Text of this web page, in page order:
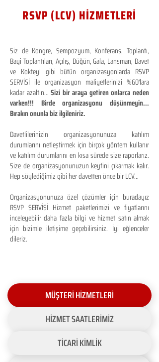
RSVP (LCV) HİZMETLERİ
Siz de Kongre, Sempozyum, Konferans, Toplantı,
Bayi Toplantıları, Açılış, Düğün, Gala, Lansman, Davet
ve Kokteyl gibi bütün organizasyonlarda RSVP
SERVİSİ ile organizasyon maliyetlerinizi %60'lara
kadar azaltın...Sizi bir araya getiren onlarca neden
varken!!! Birde organizasyonu düşünmeyin...
Bırakın onunla biz ilgileniriz.
Davetlilerinizin organizasyonunuza katılım
durumlarını netleştirmek için birçok yöntem kullanır
ve katılım durumlarını en kısa sürede size raporlarız.
Size de organizasyonunuzun keyfini çıkarmak kalır.
Hep söylediğimiz gibi her davetten önce bir LCV...
Organizasyonunuza özel çözümler için buradayız
RSVP SERVİSİ Hizmet paketlerimizi ve fiyatlarını
inceleyebilir daha fazla bilgi ve hizmet satın almak
için bizimle iletişime geçebilirsiniz. İyi eğlenceler
dileriz.
MÜŞTERİ HİZMETLERİ
HİZMET SAATLERİMİZ
TİCARİ KİMLİK